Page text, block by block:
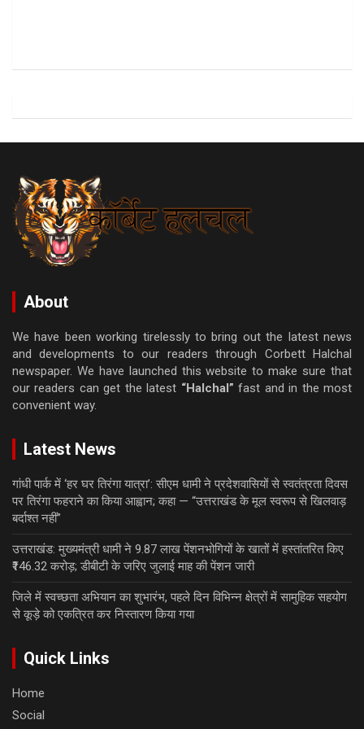
About
We have been working tirelessly to bring out the latest news
and developments to our readers through Corbett Halchal
newspaper. We have launched this website to make sure that
our readers can get the latest “Halchal” fast and in the most
convenient way.
Latest News
गांधी पार्क में ‘हर घर तिरंगा यात्रा’: सीएम धामी ने प्रदेशवासियों से स्वतंत्रता दिवस
पर तिरंगा फहराने का किया आह्वान; कहा — “उत्तराखंड के मूल स्वरूप से खिलवाड़
बर्दाश्त नहीं”
उत्तराखंड: मुख्यमंत्री धामी ने 9.87 लाख पेंशनभोगियों के खातों में हस्तांतरित किए
₹146.32 करोड़; डीबीटी के जरिए जुलाई माह की पेंशन जारी
जिले में स्वच्छता अभियान का शुभारंभ, पहले दिन विभिन्न क्षेत्रों में सामुहिक सहयोग
से कूड़े को एकत्रित कर निस्तारण किया गया
Quick Links
Home
Social